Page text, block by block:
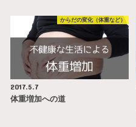
からだの変化（体重など）
2017.5.7
体重増加への道